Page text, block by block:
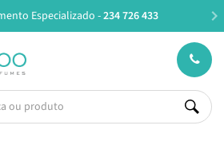
Especializado -234 726 433